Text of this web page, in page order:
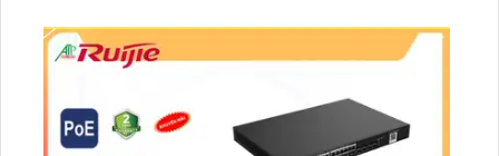
trời, cung cấp góc nhìn rộng 360 độ, chống nước
theo tiêu chuẩn IP67. Đặc biệt, có khả năng ghi và
12V an toàn, tích hợp thu âm và loa, cảm biến hình
ảnh kích thước 1/2.8, hỗ trợ chuẩn nén